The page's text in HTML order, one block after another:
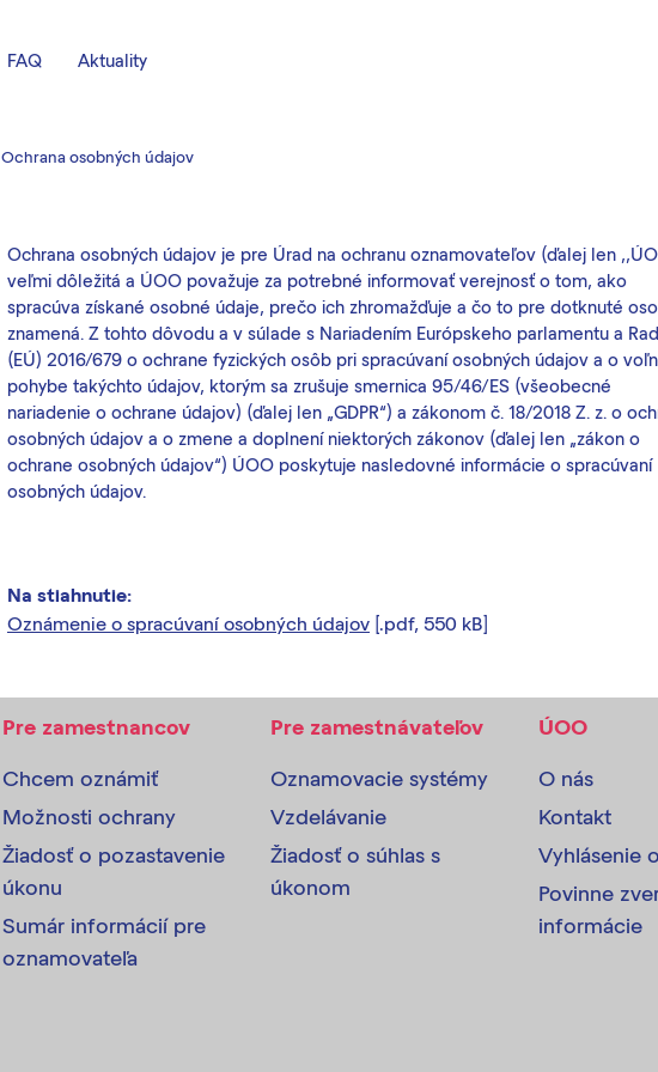
FAQ Aktuality
Ochrana osobných údajov
Ochrana osobných údajov je pre Úrad na ochranu oznamovateľov (ďalej len
veľmi dôležitá a ÚOO považuje za potrebné informovať verejnosť o tom, ako
spracúva získané osobné údaje, prečo ich zhromažďuje a čo to pre dotknuté
znamená. Z tohto dôvodu a v súlade s Nariadením Európskeho parlamentu a
(EÚ) 2016/679 o ochrane fyzických osôb pri spracúvaní osobných údajov a o
pohybe takýchto údajov, ktorým sa zrušuje smernica 95/46/ES (všeobecné
nariadenie o ochrane údajov) (ďalej len „GDPR“) a zákonom č. 18/2018 Z. z. o
osobných údajov a o zmene a doplnení niektorých zákonov (ďalej len „zákon o
ochrane osobných údajov“) ÚOO poskytuje nasledovné informácie o spracúvaní
osobných údajov.
Na stiahnutie:
Oznámenie o spracúvaní osobných údajov [.pdf, 550 kB]
Pre zamestnancov
Chcem oznámiť
Možnosti ochrany
Žiadosť o pozastavenie
úkonu
Sumár informácií pre
oznamovateľa
Pre zamestnávateľov
Oznamovacie systémy
Vzdelávanie
Žiadosť o súhlas s
úkonom
ÚOO
O nás
Kontakt
Vyhlásenie
Povinne
informácie